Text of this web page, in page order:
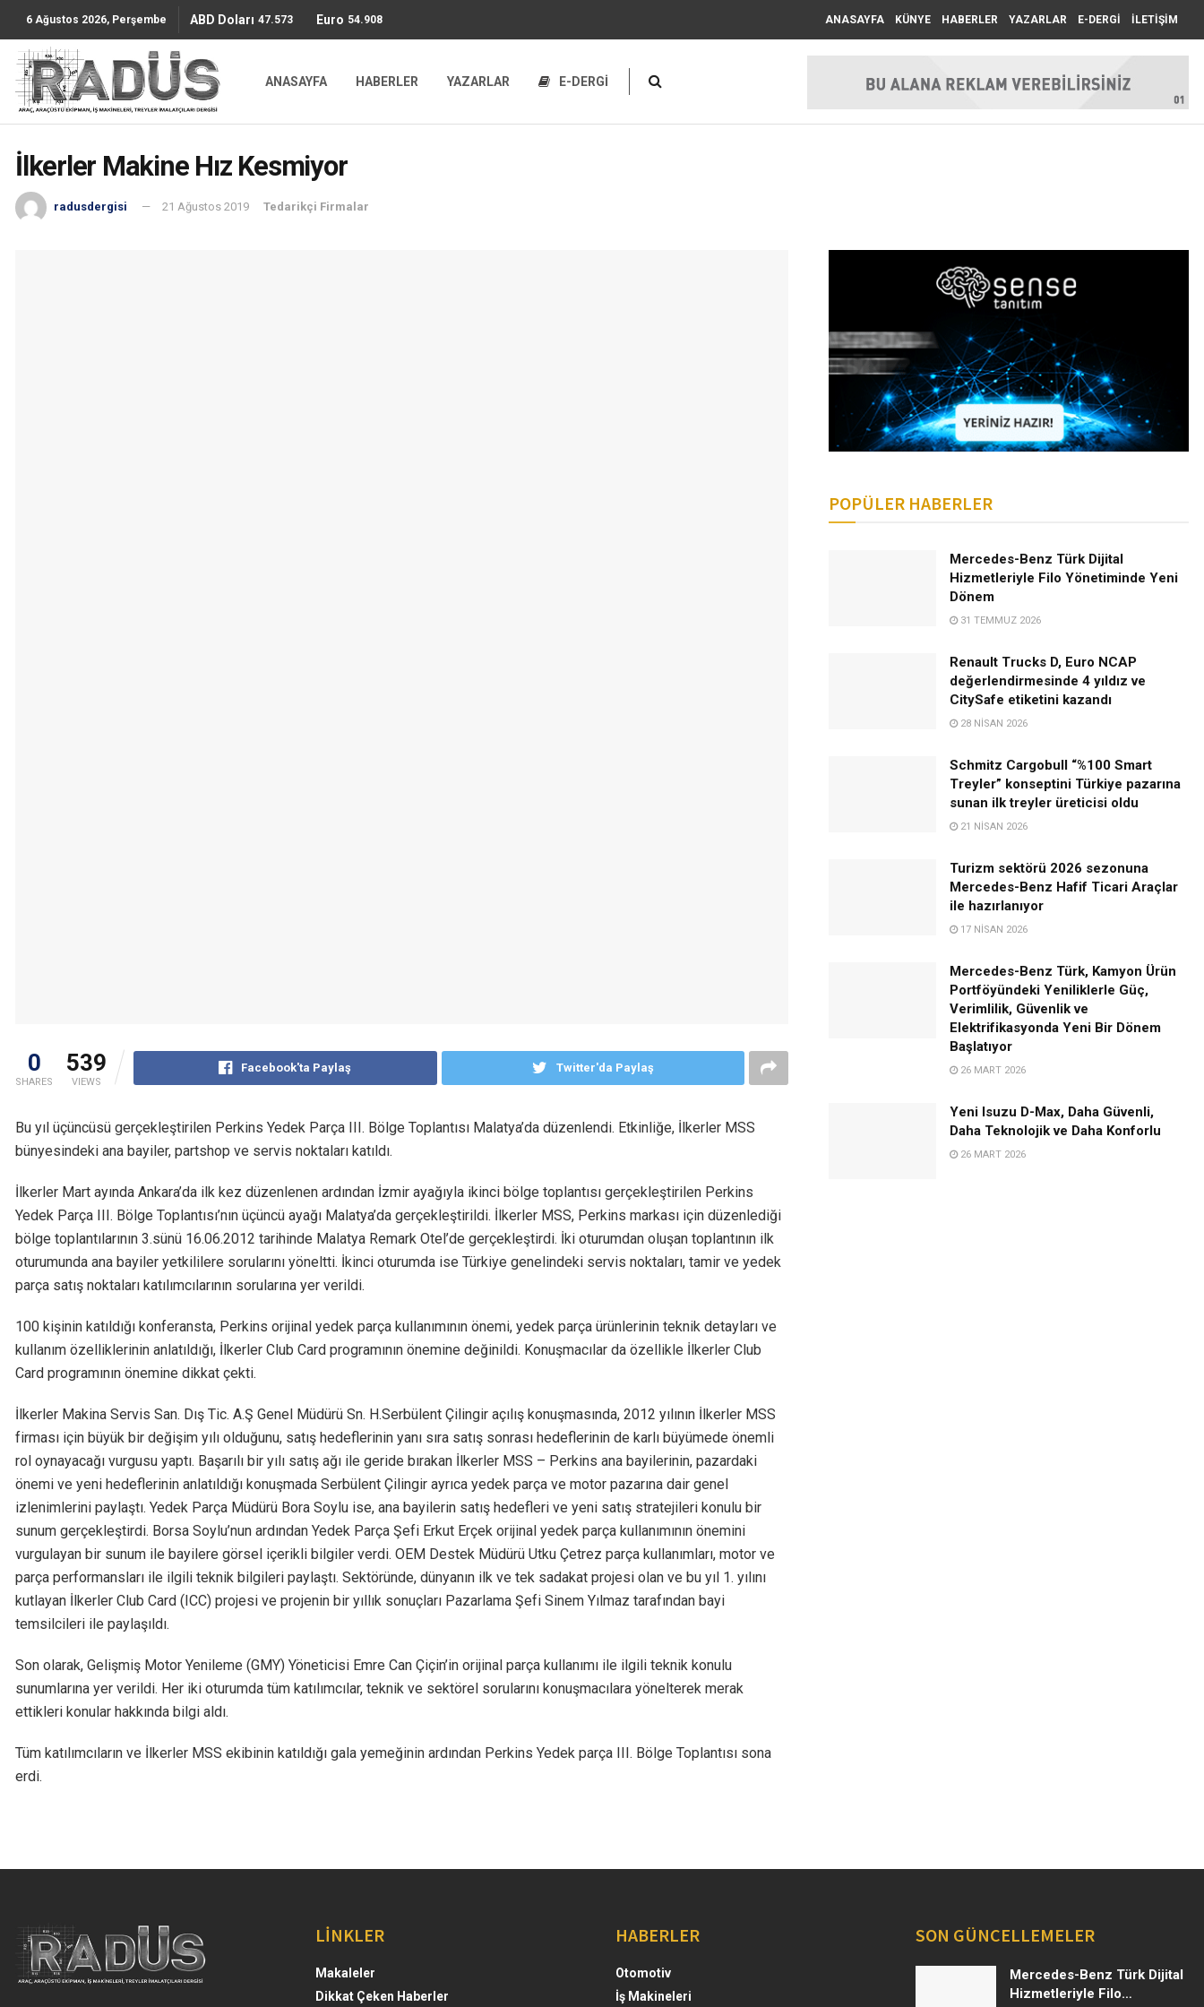
6 Ağustos 2026, Perşembe ABD Doları 47.5736 Euro 54.9087 ANASAYFA KÜNYE HABERLER YAZARLAR E-DERGİ İLETİŞİM
ANASAYFA HABERLER YAZARLAR E-DERGİ
İlkerler Makine Hız Kesmiyor
radusdergisi 21 Ağustos 2019 Tedarikçi Firmalar
0
SHARES
539
VIEWS
Facebook'ta Paylaş Twitter'da Paylaş
Bu yıl üçüncüsü gerçekleştirilen Perkins Yedek Parça III. Bölge Toplantısı Malatya’da düzenlendi. Etkinliğe, İlkerler MSS
bünyesindeki ana bayiler, partshop ve servis noktaları katıldı.
İlkerler Mart ayında Ankara’da ilk kez düzenlenen ardından İzmir ayağıyla ikinci bölge toplantısı gerçekleştirilen Perkins
Yedek Parça III. Bölge Toplantısı’nın üçüncü ayağı Malatya’da gerçekleştirildi. İlkerler MSS, Perkins markası için düzenlediği
bölge toplantılarının 3.sünü 16.06.2012 tarihinde Malatya Remark Otel’de gerçekleştirdi. İki oturumdan oluşan toplantının ilk
oturumunda ana bayiler yetkililere sorularını yöneltti. İkinci oturumda ise Türkiye genelindeki servis noktaları, tamir ve yedek
parça satış noktaları katılımcılarının sorularına yer verildi.
100 kişinin katıldığı konferansta, Perkins orijinal yedek parça kullanımının önemi, yedek parça ürünlerinin teknik detayları ve
kullanım özelliklerinin anlatıldığı, İlkerler Club Card programının önemine değinildi. Konuşmacılar da özellikle İlkerler Club
Card programının önemine dikkat çekti.
İlkerler Makina Servis San. Dış Tic. A.Ş Genel Müdürü Sn. H.Serbülent Çilingir açılış konuşmasında, 2012 yılının İlkerler MSS
firması için büyük bir değişim yılı olduğunu, satış hedeflerinin yanı sıra satış sonrası hedeflerinin de karlı büyümede önemli
rol oynayacağı vurgusu yaptı. Başarılı bir yılı satış ağı ile geride bırakan İlkerler MSS – Perkins ana bayilerinin, pazardaki
önemi ve yeni hedeflerinin anlatıldığı konuşmada Serbülent Çilingir ayrıca yedek parça ve motor pazarına dair genel
izlenimlerini paylaştı. Yedek Parça Müdürü Bora Soylu ise, ana bayilerin satış hedefleri ve yeni satış stratejileri konulu bir
sunum gerçekleştirdi. Borsa Soylu’nun ardından Yedek Parça Şefi Erkut Erçek orijinal yedek parça kullanımının önemini
vurgulayan bir sunum ile bayilere görsel içerikli bilgiler verdi. OEM Destek Müdürü Utku Çetrez parça kullanımları, motor ve
parça performansları ile ilgili teknik bilgileri paylaştı. Sektöründe, dünyanın ilk ve tek sadakat projesi olan ve bu yıl 1. yılını
kutlayan İlkerler Club Card (ICC) projesi ve projenin bir yıllık sonuçları Pazarlama Şefi Sinem Yılmaz tarafından bayi
temsilcileri ile paylaşıldı.
Son olarak, Gelişmiş Motor Yenileme (GMY) Yöneticisi Emre Can Çiçin’in orijinal parça kullanımı ile ilgili teknik konulu
sunumlarına yer verildi. Her iki oturumda tüm katılımcılar, teknik ve sektörel sorularını konuşmacılara yönelterek merak
ettikleri konular hakkında bilgi aldı.
Tüm katılımcıların ve İlkerler MSS ekibinin katıldığı gala yemeğinin ardından Perkins Yedek parça III. Bölge Toplantısı sona
erdi.
POPÜLER HABERLER
Mercedes-Benz Türk Dijital
Hizmetleriyle Filo Yönetiminde Yeni
Dönem
31 TEMMUZ 2026
Renault Trucks D, Euro NCAP
değerlendirmesinde 4 yıldız ve
CitySafe etiketini kazandı
28 NISAN 2026
Schmitz Cargobull “%100 Smart
Treyler” konseptini Türkiye pazarına
sunan ilk treyler üreticisi oldu
21 NISAN 2026
Turizm sektörü 2026 sezonuna
Mercedes-Benz Hafif Ticari Araçlar
ile hazırlanıyor
17 NISAN 2026
Mercedes-Benz Türk, Kamyon Ürün
Portföyündeki Yeniliklerle Güç,
Verimlilik, Güvenlik ve
Elektrifikasyonda Yeni Bir Dönem
Başlatıyor
26 MART 2026
Yeni Isuzu D-Max, Daha Güvenli,
Daha Teknolojik ve Daha Konforlu
26 MART 2026
LİNKLER
Makaleler
Dikkat Çeken Haberler
HABERLER
Otomotiv
İş Makineleri
SON GÜNCELLEMELER
Mercedes-Benz Türk Dijital
Hizmetleriyle Filo